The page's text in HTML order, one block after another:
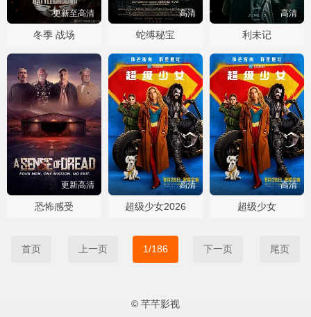
更新至高清
冬季 战场
高清
蛇缚秘宝
高清
利未记
更新高清
恐怖感受
高清
超级少女2026
高清
超级少女
首页 上一页 1/186 下一页 尾页
© 芊芊影视